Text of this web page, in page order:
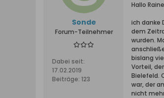
Sonde
Forum-Teilnehmer
Dabei seit:
17.02.2019
Beiträge: 123
Hallo
ich danke
dem
wurden.
bislang
Vorteil,
Bielefeld.
war, der
nicht